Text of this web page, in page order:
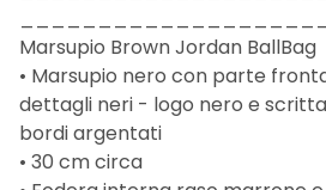
Marsupio Brown Jordan BallBag
• Marsupio nero con parte
dettagli neri - logo nero e
bordi argentati
• 30 cm circa